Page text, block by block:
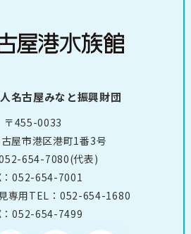
名古屋みなと振興財団
〒455-0033
屋市港区港町1番3号
654-7080(代表)
：052-654-7001
専用TEL： 052-654-1680
：052-654-7499